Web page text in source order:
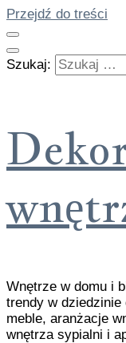
Przejdź do treści
Szukaj:
Wnętrze w domu i
trendy w
meble, aranżacje
wnętrza sypialni i